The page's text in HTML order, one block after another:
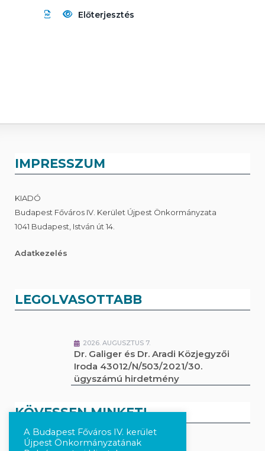
Előterjesztés
IMPRESSZUM
KIADÓ
Budapest Főváros IV. Kerület Újpest Önkormányzata
1041 Budapest, István út 14.
Adatkezelés
LEGOLVASOTTABB
2026. AUGUSZTUS 7.
Dr. Galiger és Dr. Aradi Közjegyzői
Iroda 43012/N/503/2021/30.
ügyszámú hirdetmény
KÖVESSEN MINKET!
A Budapest Főváros IV. kerület
Újpest Önkormányzatának